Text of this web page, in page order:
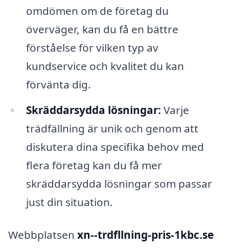
omdömen om de företag du
överväger, kan du få en bättre
förståelse för vilken typ av
kundservice och kvalitet du kan
förvänta dig.
Skräddarsydda lösningar: Varje
trädfällning är unik och genom att
diskutera dina specifika behov med
flera företag kan du få mer
skräddarsydda lösningar som passar
just din situation.
Webbplatsen xn--trdfllning-pris-1kbc.se